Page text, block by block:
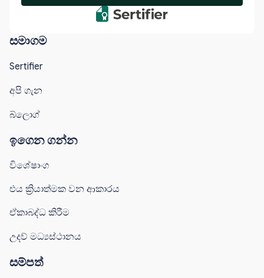
සමාගම
Sertifier
අපි ගැන
බ්ලොග්
ඉගෙන ගන්න
විශේෂාංග
එය ක්‍රියාත්මක වන ආකාරය
ඒකාබද්ධ කිරීම
උදව් මධ්‍යස්ථානය
සම්පත්